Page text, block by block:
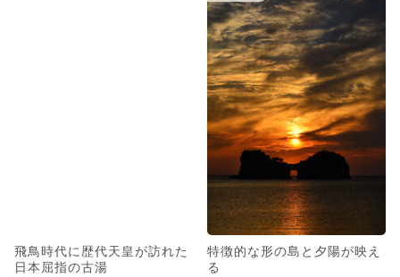
飛鳥時代に歴代天皇が訪れた
日本屈指の古湯
特徴的な形の島と夕陽が映え
る